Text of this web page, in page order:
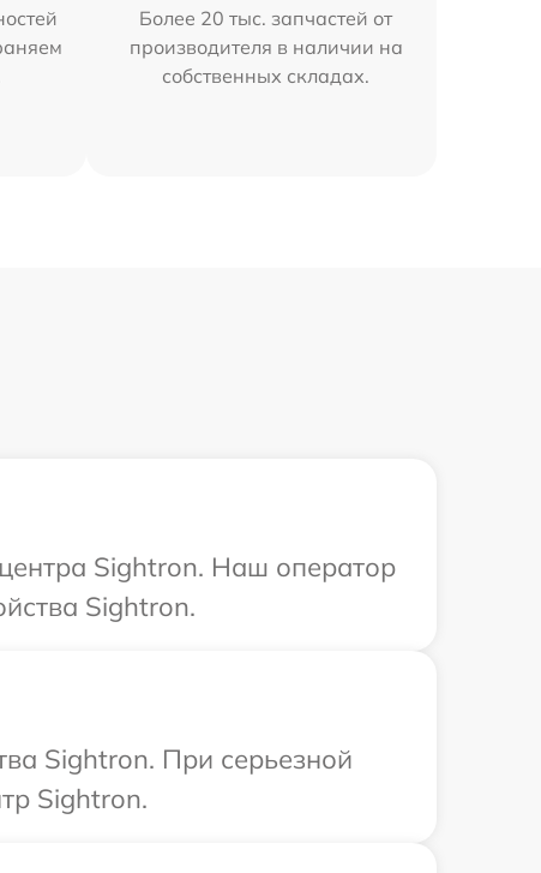
Более 20 тыс. запчастей от
производителя в наличии на
собственных складах.
Sightron. Наш оператор
Sightron.
Sightron. При серьезной
Sightron.